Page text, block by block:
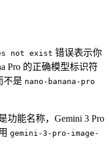
not exist 错误表示你
Pro 的正确模型标识符
不是 nano-banana-pro
功能名称，Gemini 3 Pro
gemini-3-pro-image-